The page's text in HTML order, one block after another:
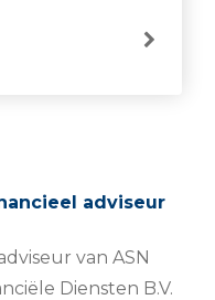
adviseur
van ASN
Diensten B.V.